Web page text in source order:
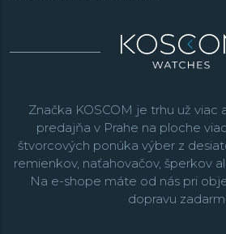
Značka KOSCOM je trhu už viac
predajňa v Prahe na ploche
štvorcových ponúka výber z
remienkov, naťahovačov, šperkov
Na e-shope máte od nás pri
dopravu